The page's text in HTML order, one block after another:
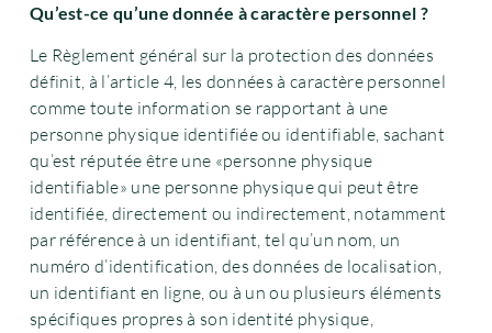
Qu’est-ce qu’une donnée à caractère personnel ?
Le Règlement général sur la protection des données
définit, à l’article 4, les données à caractère personnel
comme toute information se rapportant à une
personne physique identifiée ou identifiable, sachant
qu’est réputée être une «personne physique
identifiable» une personne physique qui peut être
identifiée, directement ou indirectement, notamment
par référence à un identifiant, tel qu’un nom, un
numéro d’identification, des données de localisation,
un identifiant en ligne, ou à un ou plusieurs éléments
spécifiques propres à son identité physique,